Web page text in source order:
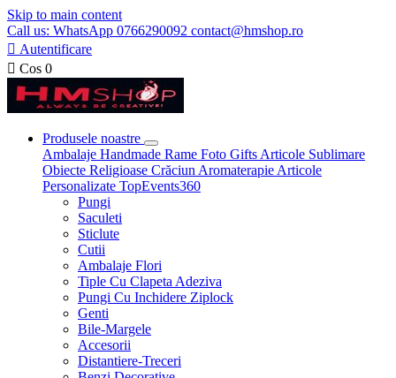
Skip to main content
Call us: WhatsApp 0766290092 contact@hmshop.ro
 Autentificare
 Cos 0
Produsele noastre
Ambalaje Handmade Rame Foto Gifts Articole Sublimare
Obiecte Religioase Crăciun Aromaterapie Articole
Personalizate TopEvents360
Pungi
Saculeti
Sticlute
Cutii
Ambalaje Flori
Tiple Cu Clapeta Adeziva
Pungi Cu Inchidere Ziplock
Genti
Bile-Margele
Accesorii
Distantiere-Treceri